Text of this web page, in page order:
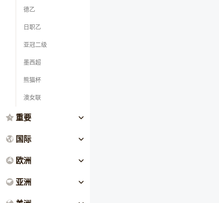
德乙
日职乙
亚冠二级
墨西超
熊猫杯
澳女联
重要
国际
欧洲
亚洲